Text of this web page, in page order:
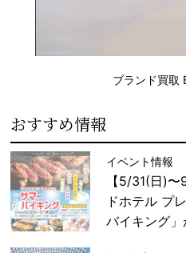
ブランド買取
おすすめ情報
イベント情報
【5/31(日)
ドホテル プ
バイキング」